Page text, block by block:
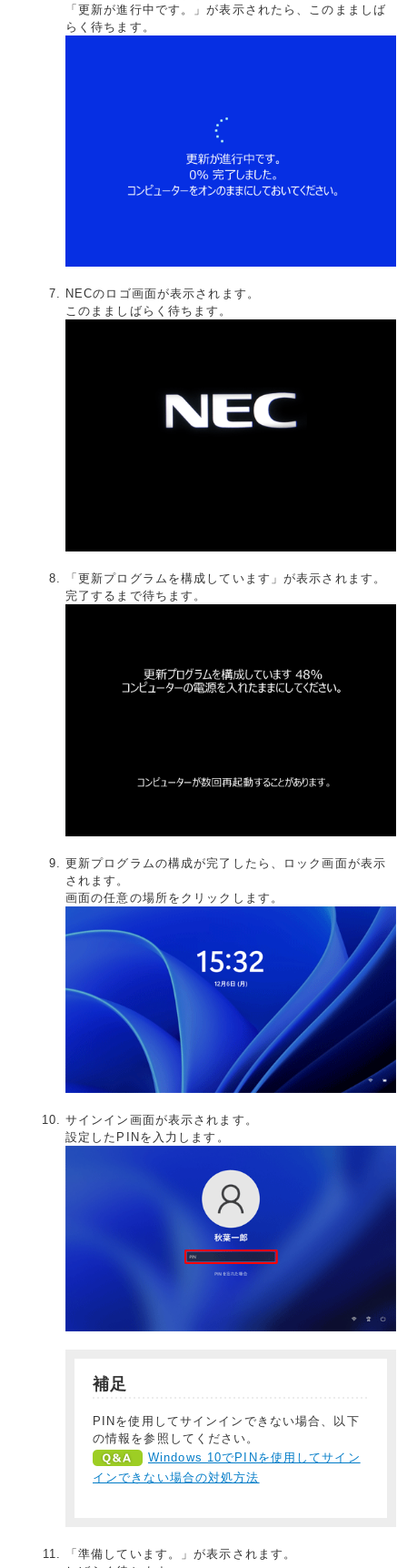
「更新が進行中です。」が表示されたら、このまましば
らく待ちます。
NECのロゴ画面が表示されます。
このまましばらく待ちます。
「更新プログラムを構成しています」が表示されます。
完了するまで待ちます。
更新プログラムの構成が完了したら、ロック画面が表示
されます。
画面の任意の場所をクリックします。
サインイン画面が表示されます。
設定したPINを入力します。
補足
PINを使用してサインインできない場合、以下
の情報を参照してください。
Windows 10でPINを使用してサイン
インできない場合の対処方法
「準備しています。」が表示されます。